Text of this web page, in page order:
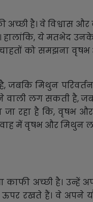
है। वे विश्वास और
ये मतभेद
को समझना
मिथुन परिवर्तन
वाली लग सकती है,
जा रहा है कि,
में वृषभ और मिथुन
अच्छी है। उन्हें
रखते हैं। वे अपने